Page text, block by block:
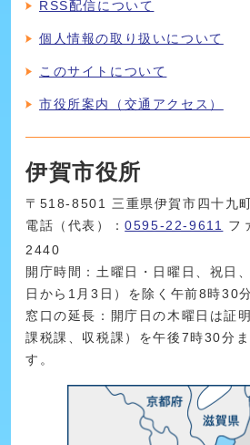
RSS配信について
個人情報の取り扱いについて
このサイトについて
市役所案内（交通アクセス）
伊賀市役所
〒518-8501 三重県伊賀市四十九
電話（代表）：0595-22-9611
フ
2440
開庁時間：土曜日・日曜日、祝日
日から1月3日）を除く午前8時30
窓口の延長：開庁日の木曜日は証
課税課、収税課）を午後7時30分
す。